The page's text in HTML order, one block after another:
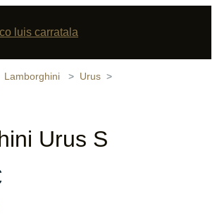
Lamborghini
Urus
Urus S